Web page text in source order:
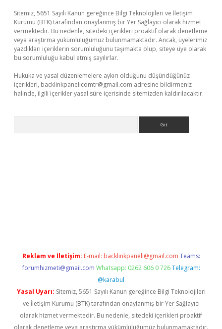
Sitemiz, 5651 Sayılı Kanun gereğince Bilgi Teknolojileri ve İletişim
Kurumu (BTK) tarafından onaylanmış bir Yer Sağlayıcı olarak hizmet
vermektedir. Bu nedenle, sitedeki içerikleri proaktif olarak denetleme
veya araştırma yükümlülüğümüz bulunmamaktadır. Ancak, üyelerimiz
yazdıkları içeriklerin sorumluluğunu taşımakta olup, siteye üye olarak
bu sorumluluğu kabul etmiş sayılırlar.
Hukuka ve yasal düzenlemelere aykırı olduğunu düşündüğünüz
içerikleri, backlinkpanelicomtr@gmail.com adresine bildirmeniz
halinde, ilgili içerikler yasal süre içerisinde sitemizden kaldırılacaktır.
Reklam ve İletişim: E-mail: backlinkpaneli@gmail.com Teams:
forumhizmeti@gmail.com Whatsapp: 0262 606 0 726 Telegram:
@karabul
Yasal Uyarı: Sitemiz, 5651 Sayılı Kanun gereğince Bilgi Teknolojileri
ve İletişim Kurumu (BTK) tarafından onaylanmış bir Yer Sağlayıcı
olarak hizmet vermektedir. Bu nedenle, sitedeki içerikleri proaktif
olarak denetleme veya araştırma yükümlülüğümüz bulunmamaktadır.